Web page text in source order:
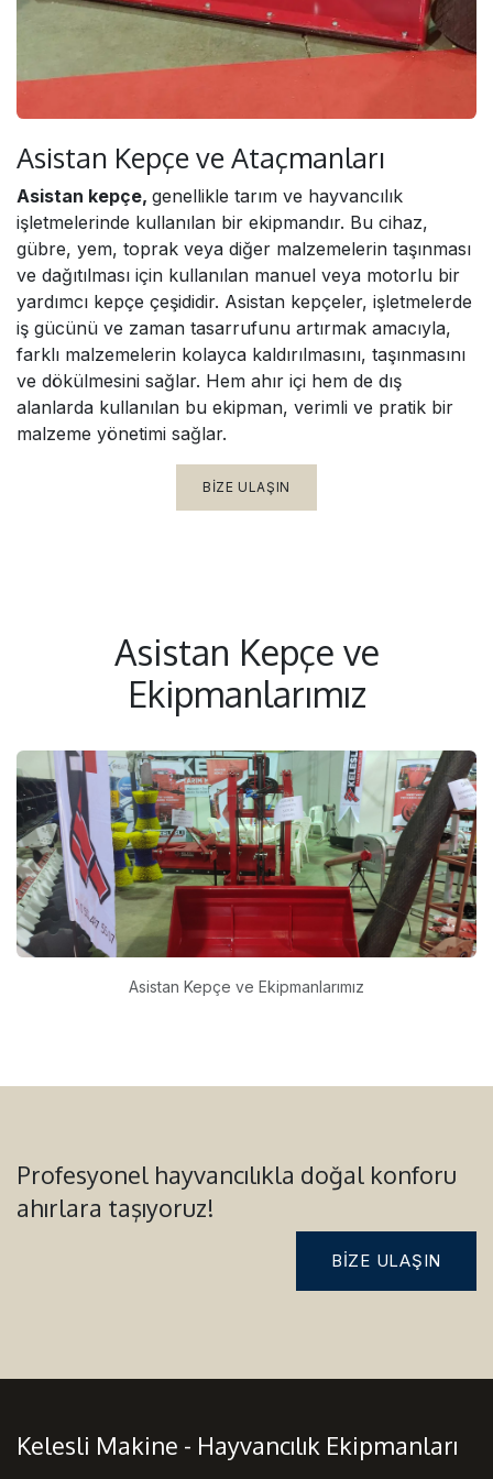
Asistan Kepçe ve Ataçmanları
Asistan kepçe, genellikle tarım ve hayvancılık
işletmelerinde kullanılan bir ekipmandır. Bu cihaz,
gübre, yem, toprak veya diğer malzemelerin taşınması
ve dağıtılması için kullanılan manuel veya motorlu bir
yardımcı kepçe çeşididir. Asistan kepçeler, işletmelerde
iş gücünü ve zaman tasarrufunu artırmak amacıyla,
farklı malzemelerin kolayca kaldırılmasını, taşınmasını
ve dökülmesini sağlar. Hem ahır içi hem de dış
alanlarda kullanılan bu ekipman, verimli ve pratik bir
malzeme yönetimi sağlar.
BIZE ULAŞIN
Asistan Kepçe ve
Ekipmanlarımız
Asistan Kepçe ve Ekipmanlarımız
Profesyonel hayvancılıkla doğal konforu
ahırlara taşıyoruz!
BIZE ULAŞIN
Kelesli Makine - Hayvancılık Ekipmanları